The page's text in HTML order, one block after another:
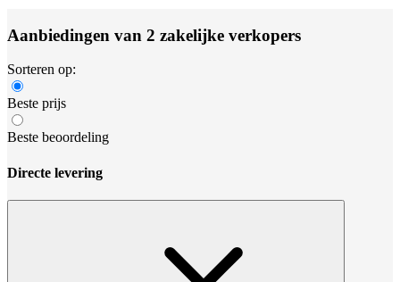
Aanbiedingen van 2 zakelijke verkopers
Sorteren op:
Beste prijs
Beste beoordeling
Directe levering